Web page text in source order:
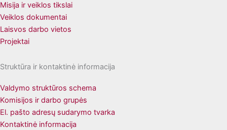
Misija ir veiklos tikslai
Veiklos dokumentai
Laisvos darbo vietos
Projektai
Struktūra ir kontaktinė informacija
Valdymo struktūros schema
Komisijos ir darbo grupės
El. pašto adresų sudarymo tvarka
Kontaktinė informacija